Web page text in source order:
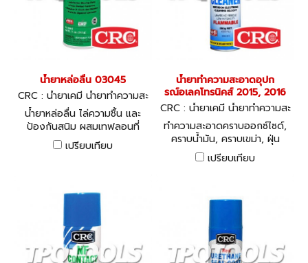
น้ำยาหล่อลื่น 03045
CRC : น้ำยาเคมี น้ำยาทำความสะ
อาด ซิลิโคน
น้ำยาหล่อลื่น ไล่ความชื้น และ
ป้องกันสนิม ผสมเทฟลอนที่
ทำให้คุณสมบัติการหล่อลื่นสูงสุด
เปรียบเทียบ
น้ำยาทำความสะอาดอุปก
รณ์อเลคโทรนิคส์ 2015, 2016
CRC : น้ำยาเคมี น้ำยาทำความสะ
อาด ซิลิโคน
ทำความสะอาดคราบออกซ์ไซด์,
คราบน้ำมัน, คราบเขม่า, ฝุ่น
ละออง และสิ่งสกปรกบนหน้า
สัมผัสทางไฟฟ้าทุกชนิด
เปรียบเทียบ